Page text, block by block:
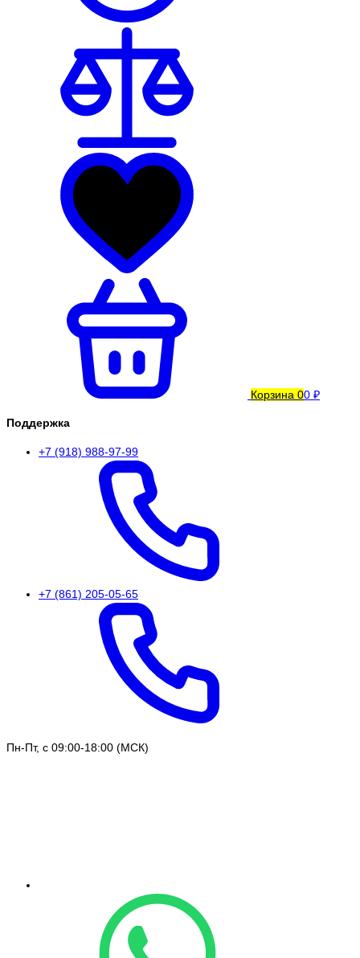
Корзина 00 ₽
Поддержка
+7 (918) 988-97-99
+7 (861) 205-05-65
Пн-Пт, с 09:00-18:00 (МСК)